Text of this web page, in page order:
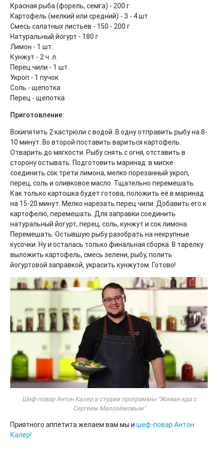
Красная рыба (форель, семга) - 200 г
Картофель (мелкий или средний) - 3 - 4 шт.
Смесь салатных листьев - 150 - 200 г
Натуральный йогурт - 180 г
Лимон - 1 шт.
Кунжут - 2 ч. л.
Перец чили - 1 шт.
Укроп - 1 пучок
Соль - щепотка
Перец - щепотка
Приготовление:
Вскипятить 2 кастрюли с водой. В одну отправить рыбу на 8-
10 минут. Во второй поставить вариться картофель.
Отварить до мягкости. Рыбу снять с огня, отставить в
сторону остывать. Подготовить маринад: в миске
соединить сок трети лимона, мелко порезанный укроп,
перец, соль и оливковое масло. Тщательно перемешать.
Как только картошка будет готова, положить её в маринад
на 15-20 минут. Мелко нарезать перец чили. Добавить его к
картофелю, перемешать. Для заправки соединить
натуральный йогурт, перец, соль, кунжут и сок лимона.
Перемешать. Остывшую рыбу разобрать на некрупные
кусочки. Ну и осталась только финальная сборка. В тарелку
выложить картофель, смесь зелени, рыбу, полить
йогуртовой заправкой, украсить кунжутом. Готово!
Шеф-повар Антон Калер в студии программы "Живая еда с
Сергеем Малозёмовым"
Приятного аппетита желаем вам мы и шеф-повар Антон
Калер!